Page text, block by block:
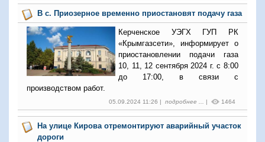
В с. Приозерное временно приостановят подачу газа
Керченское УЭГХ ГУП РК
«Крымгазсети», информирует о
приостановлении подачи газа
10, 11, 12 сентября 2024 г. с 8:00
до 17:00, в связи с
производством работ.
05.09.2024 11:26 | подробнее ... | 1464
На улице Кирова отремонтируют аварийный участок
дороги